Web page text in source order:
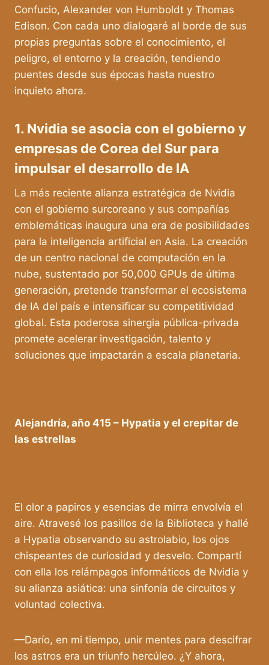
Confucio, Alexander von Humboldt y Thomas
Edison. Con cada uno dialogaré al borde de sus
propias preguntas sobre el conocimiento, el
peligro, el entorno y la creación, tendiendo
puentes desde sus épocas hasta nuestro
inquieto ahora.
1. Nvidia se asocia con el gobierno y
empresas de Corea del Sur para
impulsar el desarrollo de IA
La más reciente alianza estratégica de Nvidia
con el gobierno surcoreano y sus compañías
emblemáticas inaugura una era de posibilidades
para la inteligencia artificial en Asia. La creación
de un centro nacional de computación en la
nube, sustentado por 50,000 GPUs de última
generación, pretende transformar el ecosistema
de IA del país e intensificar su competitividad
global. Esta poderosa sinergia pública-privada
promete acelerar investigación, talento y
soluciones que impactarán a escala planetaria.
Alejandría, año 415 – Hypatia y el crepitar de
las estrellas
El olor a papiros y esencias de mirra envolvía el
aire. Atravesé los pasillos de la Biblioteca y hallé
a Hypatia observando su astrolabio, los ojos
chispeantes de curiosidad y desvelo. Compartí
con ella los relámpagos informáticos de Nvidia y
su alianza asiática: una sinfonía de circuitos y
voluntad colectiva.
—Darío, en mi tiempo, unir mentes para descifrar
los astros era un triunfo hercúleo. ¿Y ahora,